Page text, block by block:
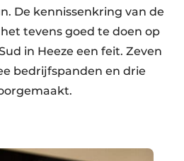
De kennissenkring van de
tevens goed te doen op
in Heeze een feit. Zeven
bedrijfspanden en drie